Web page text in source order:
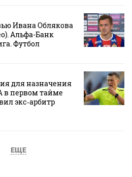
Ивана Облякова
Альфа-Банк
Футбол
для назначения
в первом тайме
экс‑арбитр
ЕЩЕ